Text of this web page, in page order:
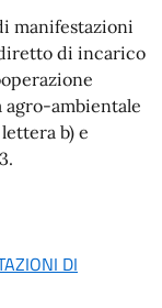
manifestazioni
di incarico
ambientale
b) e
DI